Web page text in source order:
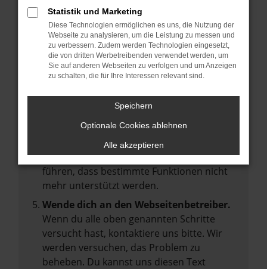
anderen Browser oder in einem privaten
Fenster?
Starte dein Gerät neu.
Das kann manchmal helfen,
vorübergehende Probleme zu beheben.
Stelle sicher, dass dein Browser und dein
Betriebssystem auf dem neuesten Stand
Veraltete Software birgt nicht nur ein
Sicherheitsrisiko, sondern kann auch dazu
führen, dass bestimmte Funktionen nicht
mehr unterstützt werden.
Wende dich an den Webseitenbetreiber.
Wenn du alle oben genannten Schritte
versucht hast, kontaktiere uns bitte. Wir
werden versuchen, das Problem zu
beheben. Du kannst uns diesen Text
Statistik und Marketing
Diese Technologien ermöglichen es uns, die Nutzung der
Webseite zu analysieren, um die Leistung zu messen und
zu verbessern. Zudem werden Technologien eingesetzt,
die von dritten Werbetreibenden verwendet werden, um
Sie auf anderen Webseiten zu verfolgen und um Anzeigen
zu schalten, die für Ihre Interessen relevant sind.
Speichern
Optionale Cookies ablehnen
Alle akzeptieren